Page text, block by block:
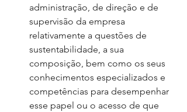
administração, de direção e de
supervisão da empresa
relativamente a questões de
sustentabilidade, a sua
composição, bem como os seus
conhecimentos especializados e
competências para desempenhar
esse papel ou o acesso de que